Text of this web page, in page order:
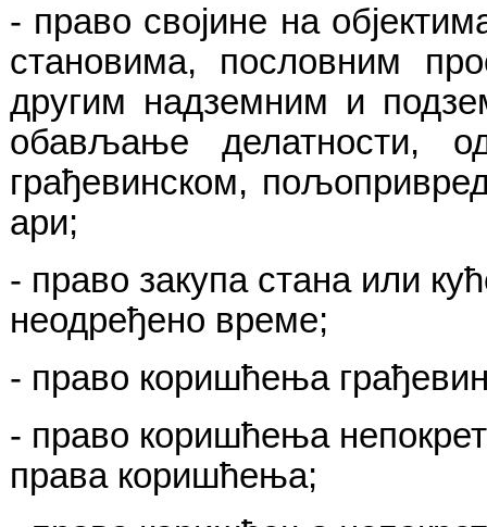
- право својине на
становима, пословним
другим надземним и
обављање делатности,
грађевинском,
ари;
- право закупа стана или
неодређено време;
- право коришћења
- право коришћења
права коришћења;